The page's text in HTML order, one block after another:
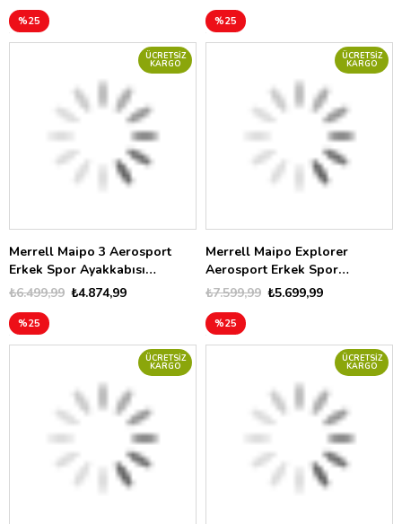
%25 %25
Merrell Maipo 3 Aerosport
Erkek Spor Ayakkabısı
J00003297 ₺4.874,99
₺6.499,99
%25
ÜCRETSIZ
KARGO
Merrell Maipo Explorer
Aerosport Erkek Spor
Ayakkabısı J00003456
₺5.699,99
₺7.599,99
%25
ÜCRETSIZ
KARGO
ÜCRETSIZ
KARGO
ÜCRETSIZ
KARGO